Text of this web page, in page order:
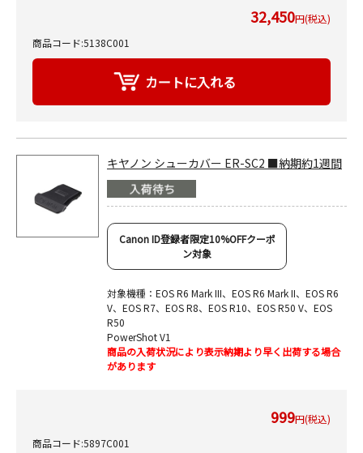
32,450円(税込)
商品コード:5138C001
キヤノン シューカバー ER-SC2 ■納期約1週間
Canon ID登録者限定10%OFFクーポ
ン対象
対象機種：EOS R6 Mark III、EOS R6 Mark II、EOS R6
V、EOS R7、EOS R8、EOS R10、EOS R50 V、EOS
R50
PowerShot V1
商品の入荷状況により表示納期より早く出荷する場合
があります
999円(税込)
商品コード:5897C001